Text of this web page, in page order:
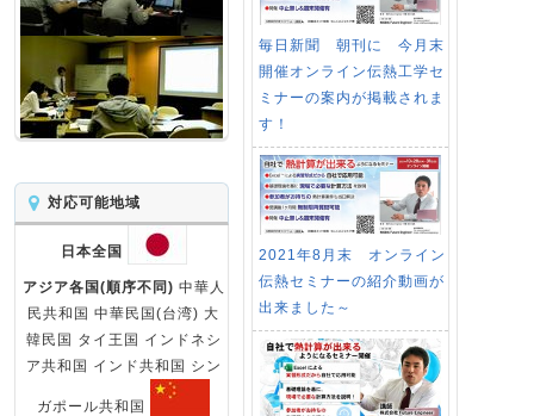
毎日新聞 朝刊に 今月末
開催オンライン伝熱工学セ
ミナーの案内が掲載されま
す！
2021年8月末 オンライン
伝熱セミナーの紹介動画が
出来ました～
対応可能地域
日本全国
アジア各国(順序不同) 中華人
民共和国 中華民国(台湾) 大
韓民国 タイ王国 インドネシ
ア共和国 インド共和国 シン
ガポール共和国